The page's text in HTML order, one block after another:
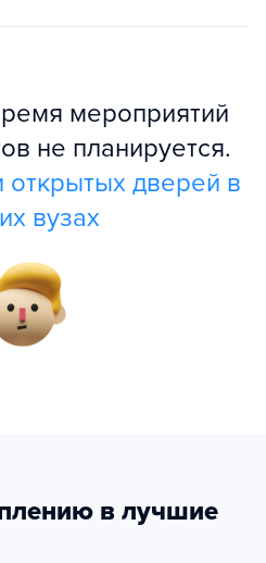
мероприятий
не планируется.
дверей в
вузах
в лучшие